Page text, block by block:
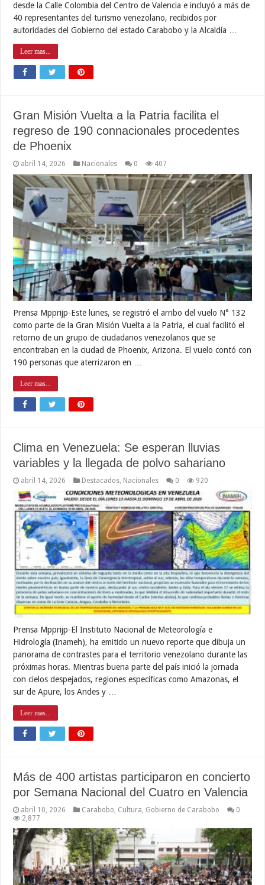
desde la Calle Colombia del Centro de Valencia e incluyó a más de
40 representantes del turismo venezolano, recibidos por
autoridades del Gobierno del estado Carabobo y la Alcaldía …
Leer mas...
Gran Misión Vuelta a la Patria facilita el
regreso de 190 connacionales procedentes
de Phoenix
abril 14, 2026 Nacionales 0 407
Prensa Mpprijp-Este lunes, se registró el arribo del vuelo N° 132
como parte de la Gran Misión Vuelta a la Patria, el cual facilitó el
retorno de un grupo de ciudadanos venezolanos que se
encontraban en la ciudad de Phoenix, Arizona. El vuelo contó con
190 personas que aterrizaron en …
Leer mas...
Clima en Venezuela: Se esperan lluvias
variables y la llegada de polvo sahariano
abril 14, 2026 Destacados, Nacionales 0 920
Prensa Mpprijp-El Instituto Nacional de Meteorología e
Hidrología (Inameh), ha emitido un nuevo reporte que dibuja un
panorama de contrastes para el territorio venezolano durante las
próximas horas. Mientras buena parte del país inició la jornada
con cielos despejados, regiones específicas como Amazonas, el
sur de Apure, los Andes y …
Leer mas...
Más de 400 artistas participaron en concierto
por Semana Nacional del Cuatro en Valencia
abril 10, 2026 Carabobo Cultura Gobierno de Carabobo
0
2,877